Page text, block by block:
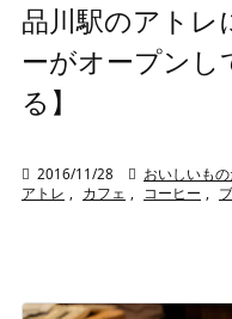
品川駅のアトレ
ーがオープンし
る】
 2016/11/28  おいしいも
アトレ , カフェ , コーヒー ,